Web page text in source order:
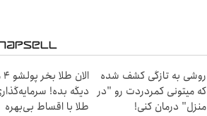
روشی به تازگی کشف شده
که میتونی کمردردت رو "در
منزل" درمان کنی!
دیگه بده!
طلا با اقساط بی‌بهره